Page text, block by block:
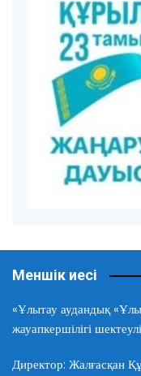
Меншік иесі
«Ұлытау аудандық
жауапкершілігі шектеулі
Директор: Жалғасқан